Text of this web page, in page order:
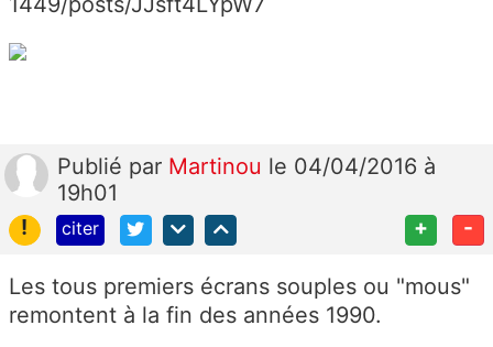
Publié par Martinou le 04/04/2016 à
19h01
!
citer + -
Les tous premiers écrans souples ou "mous"
remontent à la fin des années 1990.